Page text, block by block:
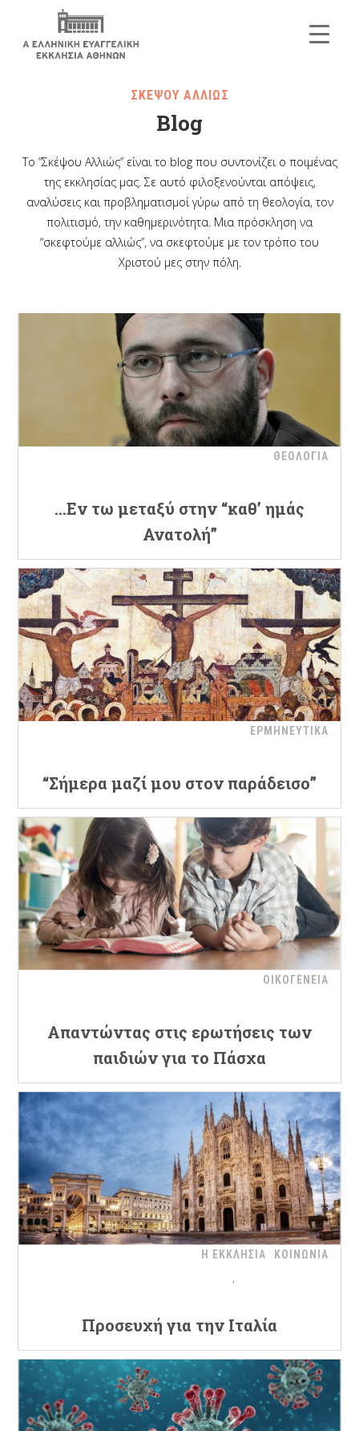
ΣΚΕΨΟΥ ΑΛΛΙΩΣ
Blog
Το “Σκέψου Αλλιώς” είναι το blog που συντονίζει ο ποιμένας
της εκκλησίας μας. Σε αυτό φιλοξενούνται απόψεις,
αναλύσεις και προβληματισμοί γύρω από τη θεολογία, τον
πολιτισμό, την καθημερινότητα. Μια πρόσκληση να
“σκεφτούμε αλλιώς”, να σκεφτούμε με τον τρόπο του
Χριστού μες στην πόλη.
ΘΕΟΛΟΓΙΑ
…Εν τω μεταξύ στην “καθ’ ημάς
Ανατολή”
ΕΡΜΗΝΕΥΤΙΚΑ
“Σήμερα μαζί μου στον παράδεισο”
ΟΙΚΟΓΕΝΕΙΑ
Απαντώντας στις ερωτήσεις των
παιδιών για το Πάσχα
Η ΕΚΚΛΗΣΙΑ ΚΟΙΝΩΝΙΑ
Προσευχή για την Ιταλία